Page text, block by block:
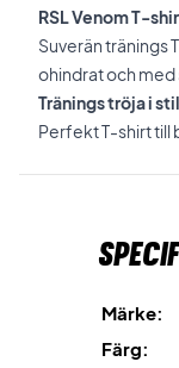
RSL Venom T-
Suverän tränings
ohindrat och med
Tränings tröja i
Perfekt T-shirt till
Märke:
Färg: